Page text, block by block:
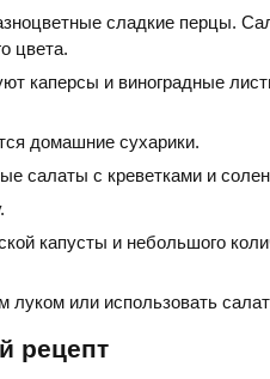
сладкие перцы.
цвета.
каперсы и виноградные
домашние сухарики.
салаты с креветками и
капусты и небольшого
или использовать
рецепт